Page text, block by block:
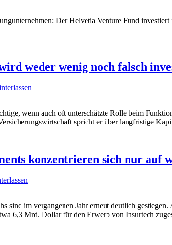
Der Helvetia Venture Fund
weder wenig noch falsch
wenn auch oft unterschätzte Rolle beim
spricht er über langfristige
konzentrieren sich nur auf
sind im vergangenen Jahr erneut deutlich
6,3 Mrd. Dollar für den Erwerb von Insurtech